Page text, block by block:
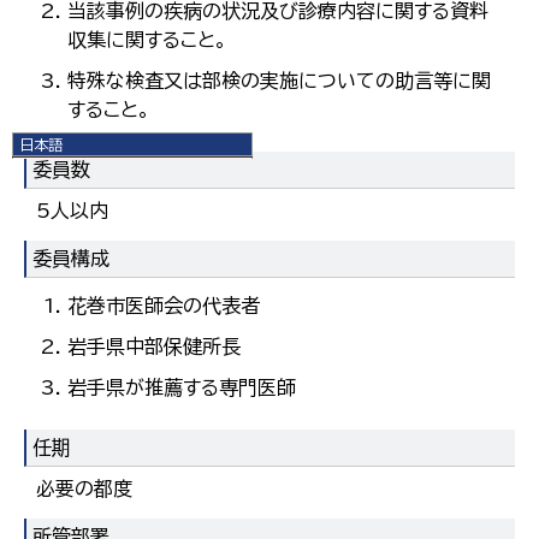
日本語
日本語
English
한국어
繁體中文
当該事例の疾病の状況及び診療内容に関する資料
収集に関すること。
特殊な検査又は部検の実施についての助言等に関
すること。
委員数
5人以内
委員構成
花巻市医師会の代表者
岩手県中部保健所長
岩手県が推薦する専門医師
任期
必要の都度